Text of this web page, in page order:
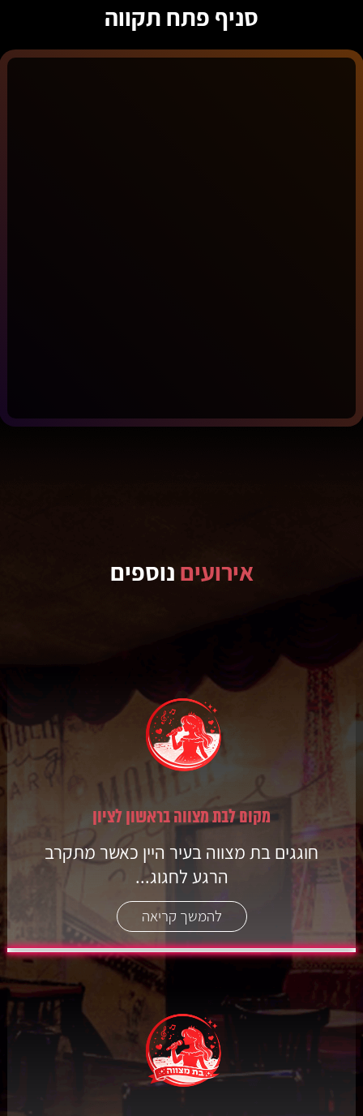
סניף פתח תקווה
אירועים נוספים
מקום לבת מצווה בראשון לציון
חוגגים בת מצווה בעיר היין כאשר מתקרב
הרגע לחגוג...
להמשך קריאה